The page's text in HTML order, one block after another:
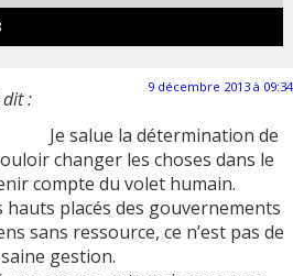
dit :
9 décembre 2013 à 09:34
Je salue la détermination de
changer les choses dans le
compte du volet humain.
hauts placés des gouvernements
sans ressource, ce n’est pas de
gestion.